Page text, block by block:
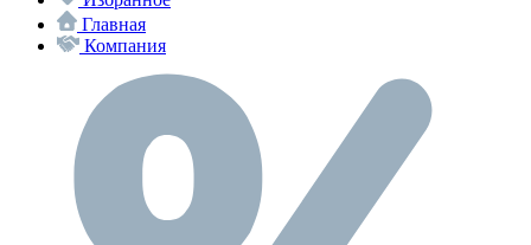
Главная
Компания